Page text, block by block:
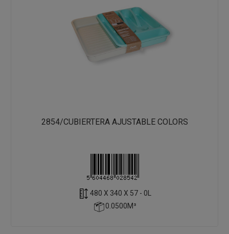
2854/CUBIERTERA AJUSTABLE COLORS
480 X 340 X 57 - 0L
0.0500M³